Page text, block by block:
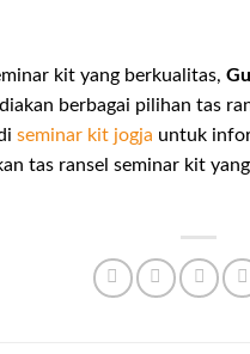
kit yang berkualitas,
berbagai pilihan tas
seminar kit jogja untuk
tas ransel seminar kit